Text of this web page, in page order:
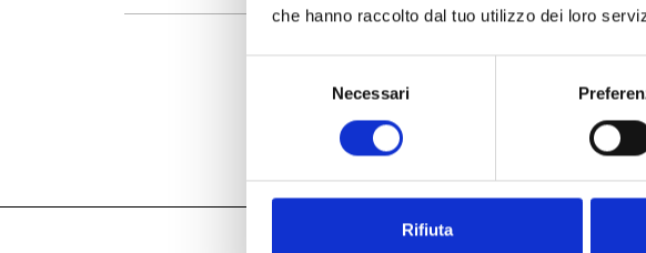
che hanno raccolto dal tuo utilizzo dei loro
Necessari
Rifiuta